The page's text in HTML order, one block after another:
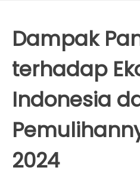
Dampak
terhadap
Indonesia
2024